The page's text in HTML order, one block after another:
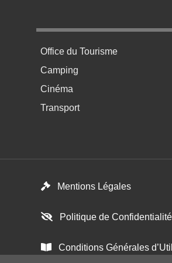
Menu pratique bas de page
Office du Tourisme
Camping
Cinéma
Transport
Mentions Légales
Politique de Confidentialité
Conditions Générales